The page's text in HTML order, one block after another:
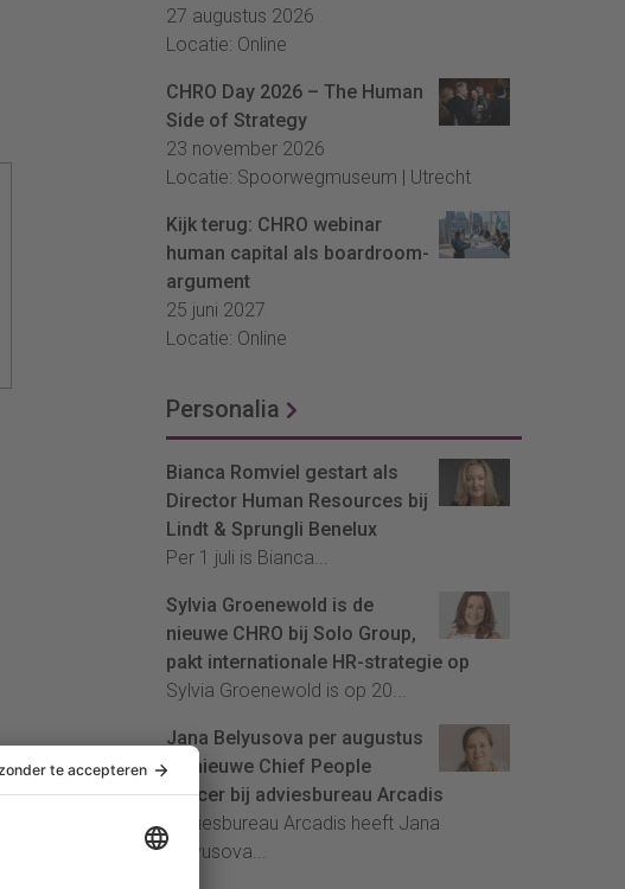
27 augustus 2026
Locatie: Online
CHRO Day 2026 – The Human
Side of Strategy
23 november 2026
Locatie: Spoorwegmuseum | Utrecht
Kijk terug: CHRO webinar
human capital als boardroom-
argument
25 juni 2027
Locatie: Online
Personalia
Bianca Romviel gestart als
Director Human Resources bij
Lindt & Sprungli Benelux
Per 1 juli is Bianca...
Sylvia Groenewold is de
nieuwe CHRO bij Solo Group,
pakt internationale HR-strategie op
Sylvia Groenewold is op 20...
Jana Belyusova per augustus
de nieuwe Chief People
Officer bij adviesbureau Arcadis
Adviesbureau Arcadis heeft Jana
Belyusova...